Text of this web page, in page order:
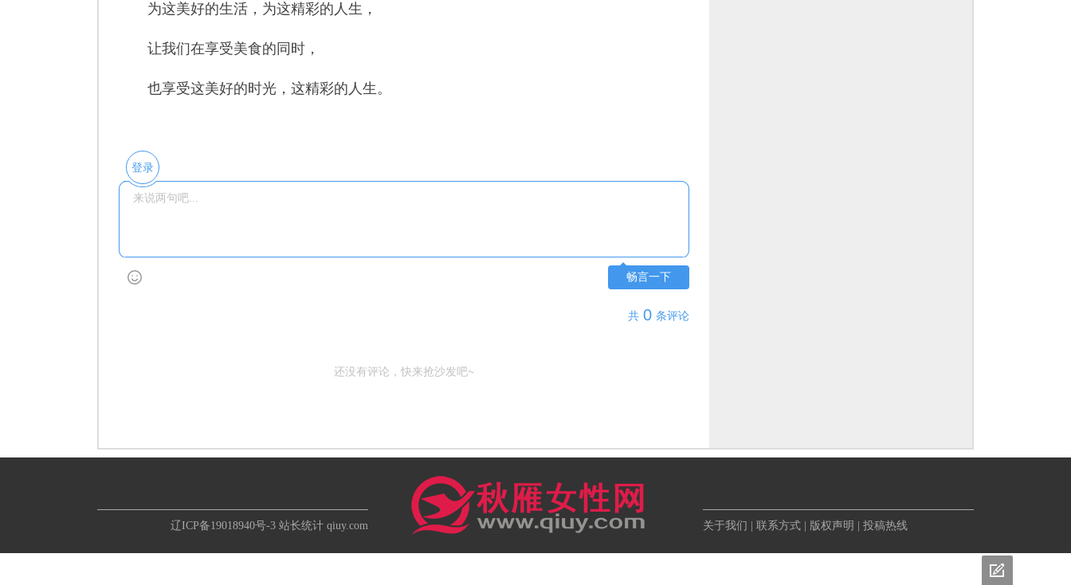
为这美好的生活，为这精彩的人生，
让我们在享受美食的同时，
也享受这美好的时光，这精彩的人生。
登录
畅言一下
共 0 条评论
还没有评论，快来抢沙发吧~
辽ICP备19018940号-3 站长统计 qiuy.com 关于我们 联系方式 版权声明 投稿热线